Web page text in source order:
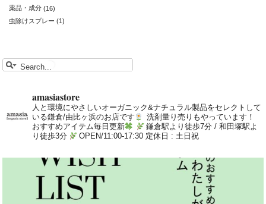
薬品・成分 (16)
虫除けスプレー (1)
amasiastore
人と環境にやさしいオーガニック&ナチュラル製品をセレクトして
いる鎌倉/由比ヶ浜のお店です
洗剤量り売りもやっています！
おすすめアイテム毎日更新
鎌倉駅より徒歩7分 / 和田塚駅よ
り徒歩3分
OPEN/11:00-17:30 定休日 : 土日祝